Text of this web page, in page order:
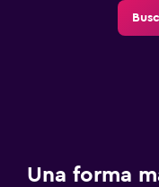
Una forma